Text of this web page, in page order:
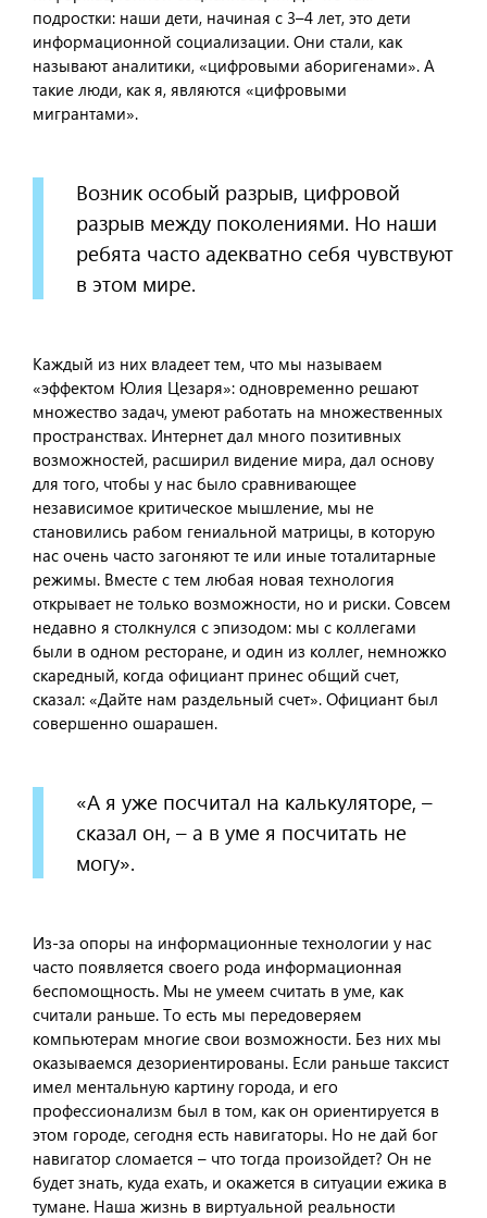
подростки: наши дети, начиная с 3–4 лет, это дети
информационной социализации. Они стали, как
называют аналитики, «цифровыми аборигенами». А
такие люди, как я, являются «цифровыми
мигрантами».
Возник особый разрыв, цифровой
разрыв между поколениями. Но наши
ребята часто адекватно себя чувствуют
в этом мире.
Каждый из них владеет тем, что мы называем
«эффектом Юлия Цезаря»: одновременно решают
множество задач, умеют работать на множественных
пространствах. Интернет дал много позитивных
возможностей, расширил видение мира, дал основу
для того, чтобы у нас было сравнивающее
независимое критическое мышление, мы не
становились рабом гениальной матрицы, в которую
нас очень часто загоняют те или иные тоталитарные
режимы. Вместе с тем любая новая технология
открывает не только возможности, но и риски. Совсем
недавно я столкнулся с эпизодом: мы с коллегами
были в одном ресторане, и один из коллег, немножко
скаредный, когда официант принес общий счет,
сказал: «Дайте нам раздельный счет». Официант был
совершенно ошарашен.
«А я уже посчитал на калькуляторе, –
сказал он, – а в уме я посчитать не
могу».
Из-за опоры на информационные технологии у нас
часто появляется своего рода информационная
беспомощность. Мы не умеем считать в уме, как
считали раньше. То есть мы передоверяем
компьютерам многие свои возможности. Без них мы
оказываемся дезориентированы. Если раньше таксист
имел ментальную картину города, и его
профессионализм был в том, как он ориентируется в
этом городе, сегодня есть навигаторы. Но не дай бог
навигатор сломается – что тогда произойдет? Он не
будет знать, куда ехать, и окажется в ситуации ежика в
тумане. Наша жизнь в виртуальной реальности